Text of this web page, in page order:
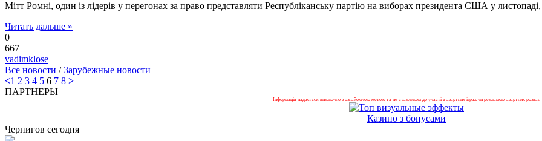
Мітт Ромні, один із лідерів у перегонах за право представляти Республіканську партію на виборах президента США у
Читать дальше »
0
667
vadimklose
Все новости /Зарубежные новости
<1 2 3 4 5 6 7 8 >
ПАРТНЕРЫ
Інформація надається виключно з ознайомчою метою та не є закликом до участі в азартних іграх чи рекламою азартних розваг.
Казино з бонусами
Чернигов сегодня